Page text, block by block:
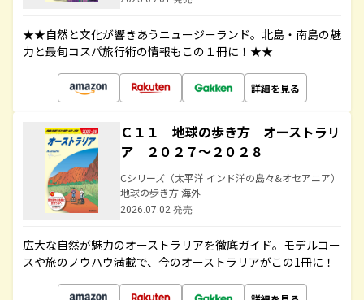
★★自然と文化が響きあうニュージーランド。北島・南島の魅
力と最旬コスパ旅行術の情報もこの１冊に！★★
詳細を見る
Ｃ１１ 地球の歩き方 オーストラリ
ア ２０２７～２０２８
Cシリーズ（太平洋 インド洋の島々&オセアニア）
地球の歩き方 海外
2026.07.02 発売
広大な自然が魅力のオーストラリアを徹底ガイド。モデルコー
スや旅のノウハウ満載で、今のオーストラリアがこの1冊に！